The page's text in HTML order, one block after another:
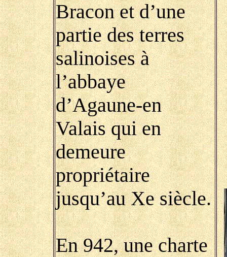
Bracon et d’une
partie des terres
salinoises à
l’abbaye
d’Agaune-en
Valais qui en
demeure
propriétaire
jusqu’au Xe siècle.
En 942, une charte